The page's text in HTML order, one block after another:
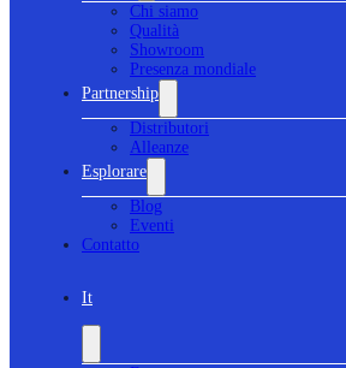
Chi siamo
Qualità
Showroom
Presenza mondiale
Partnership
Distributori
Alleanze
Esplorare
Blog
Eventi
Contatto
It